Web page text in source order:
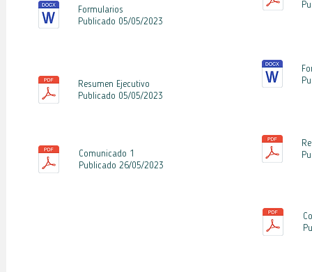
Formularios
Publicado 05/05/2023
Resumen Ejecutivo
Publicado 05/05/2023
Comunicado 1
Publicado 26/05/2023